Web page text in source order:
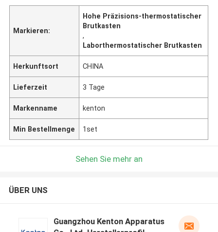
Markieren:
Hohe Präzisions-thermostatischer
Brutkasten
,
Laborthermostatischer Brutkasten
Herkunftsort CHINA
Lieferzeit 3 Tage
Markenname kenton
Min Bestellmenge 1set
Sehen Sie mehr an
ÜBER UNS
Guangzhou Kenton Apparatus